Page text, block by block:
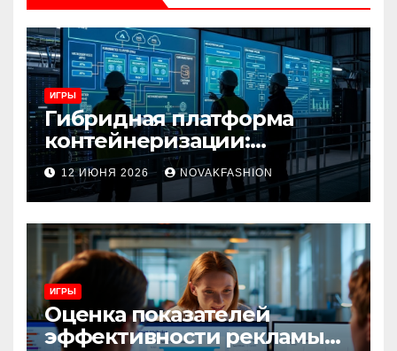
ИГРЫ
Гибридная платформа
контейнеризации:
архитектура, особенности
и сценарии использования
12 ИЮНЯ 2026 NOVAKFASHION
ИГРЫ
Оценка показателей
эффективности рекламы